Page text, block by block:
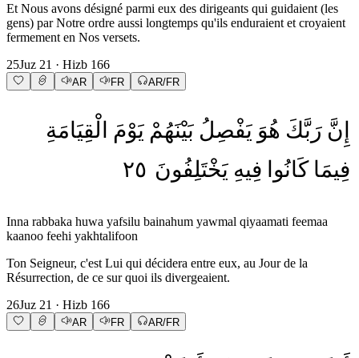
Et Nous avons désigné parmi eux des dirigeants qui guidaient (les
gens) par Notre ordre aussi longtemps qu'ils enduraient et croyaient
fermement en Nos versets.
25Juz 21 · Hizb 166
AR FR AR/FR
إِنَّ رَبَّكَ هُوَ يَفْصِلُ بَيْنَهُمْ يَوْمَ
الْقِيَامَةِ
فِيمَا كَانُوا فِيهِ يَخْتَلِفُونَ ٢٥
Inna rabbaka huwa yafsilu bainahum yawmal qiyaamati feemaa
kaanoo feehi yakhtalifoon
Ton Seigneur, c'est Lui qui décidera entre eux, au Jour de la
Résurrection, de ce sur quoi ils divergeaient.
26Juz 21 · Hizb 166
AR FR AR/FR